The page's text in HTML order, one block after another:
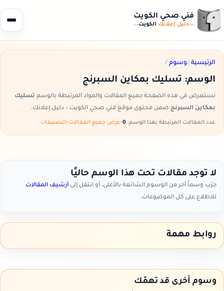
فني صحي الكويت
دليل إعلانك الكويت
الرئيسية /وسوم /
الوسم: تسليك بمكاين السبرنج
نستعرض في هذه الصفحة جميع المقالات والمواد المرتبطة بالوسم تسليك
بمكاين السبرنج ضمن محتوى موقع فني صحي الكويت – دليل إعلانك.
عدد المقالات المرتبطة بهذا الوسم: •عرض جميع المقالات•التصنيفات
لا توجد مقالات تحت هذا الوسم حاليًا
جرّب وسماً آخر من الوسوم الشائعة بالأعلى، أو انتقل إلى أرشيف المقالات
للاطلاع على كل الموضوعات.
روابط مهمة
وسوم أخرى قد تهمّك